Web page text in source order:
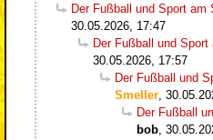
Der Fußball und Sport am
30.05.2026, 17:47
Der Fußball und
30.05.2026, 17:57
Der Fußball und
Smeller
Der Fußball
bob